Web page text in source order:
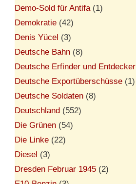
Demo-Sold für Antifa(1)
Demokratie (42)
Denis Yücel (3)
Deutsche Bahn (8)
Deutsche Erfinder und Entdecker
Deutsche Exportüberschüsse (1)
Deutsche Soldaten (8)
Deutschland (552)
Die Grünen (54)
Die Linke (22)
Diesel (3)
Dresden Februar 1945 (2)